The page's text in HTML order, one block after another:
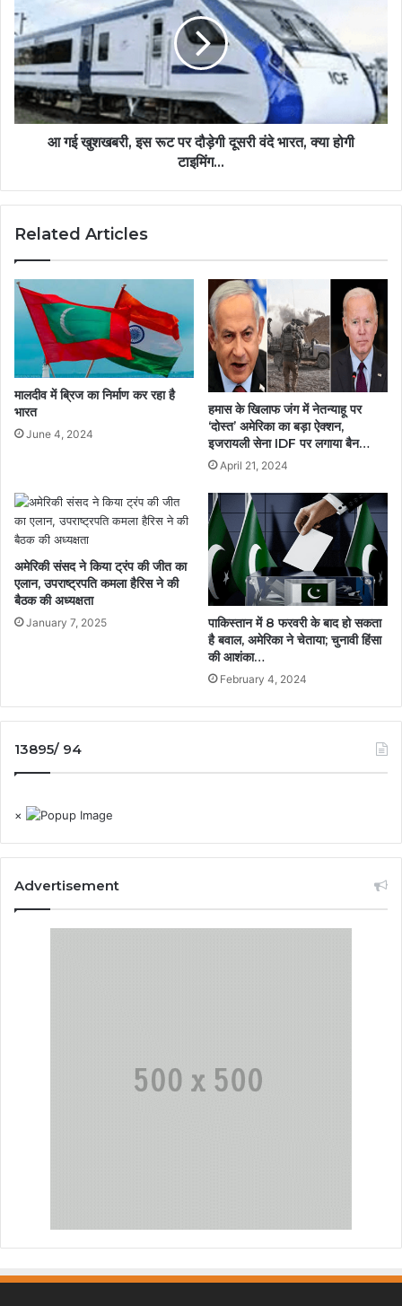
आ गई खुशखबरी, इस रूट पर दौड़ेगी दूसरी वंदे भारत, क्या होगी
टाइमिंग...
Related Articles
मालदीव में ब्रिज का निर्माण कर रहा है
भारत
June 4, 2024
हमास के खिलाफ जंग में नेतन्याहू पर
‘दोस्त’ अमेरिका का बड़ा ऐक्शन,
इजरायली सेना IDF पर लगाया बैन…
April 21, 2024
अमेरिकी संसद ने किया ट्रंप की जीत का
एलान, उपराष्ट्रपति कमला हैरिस ने की
बैठक की अध्यक्षता
January 7, 2025
पाकिस्तान में 8 फरवरी के बाद हो सकता
है बवाल, अमेरिका ने चेताया; चुनावी हिंसा
की आशंका…
February 4, 2024
13895/ 94
×
Advertisement